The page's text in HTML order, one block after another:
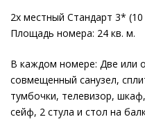
2х местный Стандарт 3*
Площадь номера: 24 кв. м.
В каждом номере: Две или
совмещенный санузел,
тумбочки, телевизор,
сейф, 2 стула и стол на